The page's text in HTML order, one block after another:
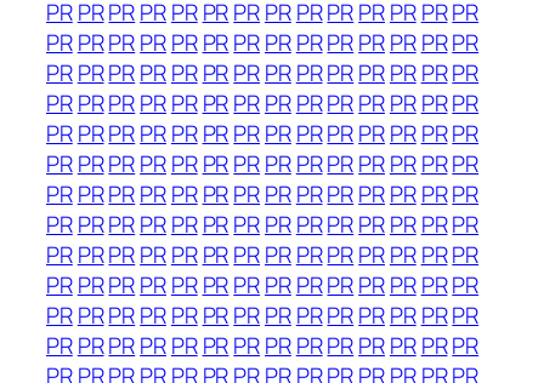
PRPRPRPRPR PRPRPRPRPRPRPR PRPR
PRPRPRPRPR PRPRPRPRPRPRPR PRPR
PRPRPRPRPR PRPRPRPRPRPRPR PRPR
PRPRPRPRPR PRPRPRPRPRPRPR PRPR
PRPRPRPRPR PRPRPRPRPRPRPR PRPR
PRPRPRPRPR PRPRPRPRPRPRPR PRPR
PRPRPRPRPR PRPRPRPRPRPRPR PRPR
PRPRPRPRPR PRPRPRPRPRPRPR PRPR
PRPRPRPRPR PRPRPRPRPRPRPR PRPR
PRPRPRPRPR PRPRPRPRPRPRPR PRPR
PRPRPRPRPR PRPRPRPRPRPRPR PRPR
PRPRPRPRPR PRPRPRPRPRPRPR PRPR
PRPRPRPRPR PRPRPRPRPRPRPR PRPR